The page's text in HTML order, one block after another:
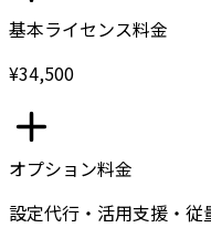
基本ライセンス料金
¥34,500
オプション料金
設定代行・活用支援・従